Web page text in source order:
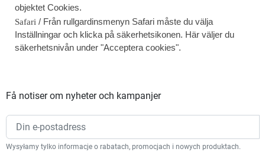
objektet Cookies.
Safari / Från rullgardinsmenyn Safari måste du välja
Inställningar och klicka på säkerhetsikonen. Här väljer du
säkerhetsnivån under "Acceptera cookies".
Få notiser om nyheter och kampanjer
Wysyłamy tylko informacje o rabatach, promocjach i nowych produktach.